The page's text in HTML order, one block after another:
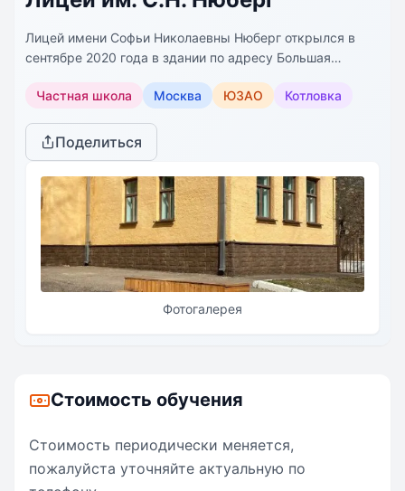
Лицей имени Софьи Николаевны Нюберг открылся в
сентябре 2020 года в здании по адресу Большая
Лицея учились ребята 1,2 и 3 потоков. А в 2021 году
Лицея.В 2022 году появилось новое здание по адресу
улица Нагорная, дом 18, корпус 2, в котором учатся 4,
5, 6 и 7 потоки. Мы убеждены, что академические
знания и мягкие навыки – это капитал, который
позволяет человеку быть свободным в выборе своего
пути. Хорошая школа – это место, где ребенок
встречается с внимательным и неравнодушным
учителем. Мы остановились на пути доказательного
образования и используем педагогические практики с
доказанной эффективностью.
Частная школа Москва ЮЗАО Котловка
Поделиться
Фотогалерея
Стоимость обучения
Стоимость периодически меняется,
пожалуйста уточняйте актуальную по